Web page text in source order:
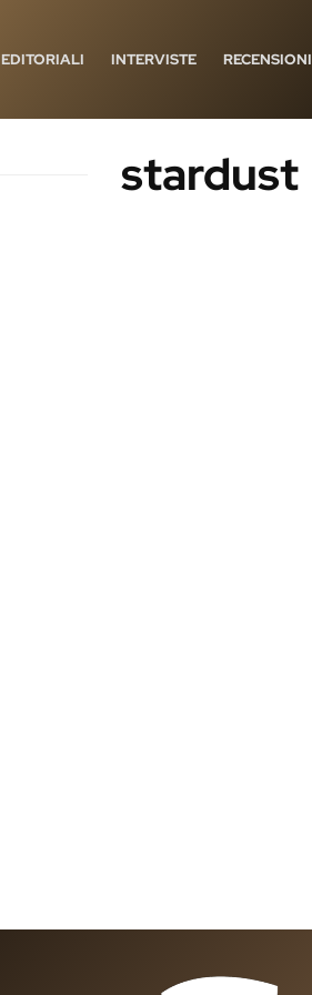
EDITORIALI INTERVISTE RECENSIONI
stardust